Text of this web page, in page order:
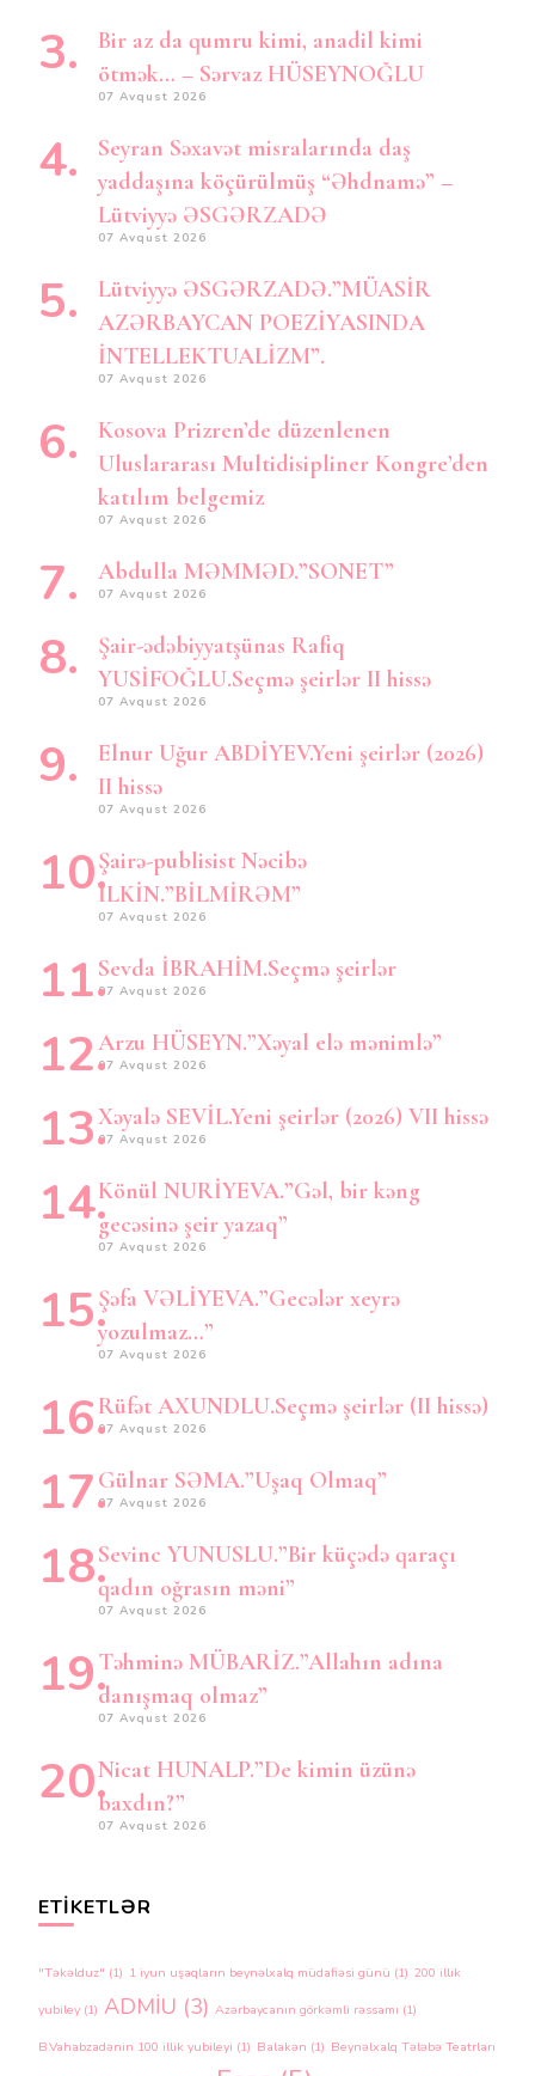
Bir az da qumru kimi, anadil kimi
ötmək… – Sərvaz HÜSEYNOĞLU
07 Avqust 2026
Seyran Səxavət misralarında daş
yaddaşına köçürülmüş “Əhdnamə” –
Lütviyyə ƏSGƏRZADƏ
07 Avqust 2026
Lütviyyə ƏSGƏRZADƏ.”MÜASİR
AZƏRBAYCAN POEZİYASINDA
İNTELLEKTUALİZM”.
07 Avqust 2026
Kosova Prizren’de düzenlenen
Uluslararası Multidisipliner Kongre’den
katılım belgemiz
07 Avqust 2026
Abdulla MƏMMƏD.”SONET”
07 Avqust 2026
Şair-ədəbiyyatşünas Rafiq
YUSİFOĞLU.Seçmə şeirlər II hissə
07 Avqust 2026
Elnur Uğur ABDİYEV.Yeni şeirlər (2026)
II hissə
07 Avqust 2026
Şairə-publisist Nəcibə
İLKİN.”BİLMİRƏM”
07 Avqust 2026
Sevda İBRAHİM.Seçmə şeirlər
07 Avqust 2026
Arzu HÜSEYN.”Xəyal elə mənimlə”
07 Avqust 2026
Xəyalə SEVİL.Yeni şeirlər (2026) VII hissə
07 Avqust 2026
Könül NURİYEVA.”Gəl, bir kəng
gecəsinə şeir yazaq”
07 Avqust 2026
Şəfa VƏLİYEVA.”Gecələr xeyrə
yozulmaz…”
07 Avqust 2026
Rüfət AXUNDLU.Seçmə şeirlər (II hissə)
07 Avqust 2026
Gülnar SƏMA.”Uşaq Olmaq”
07 Avqust 2026
Sevinc YUNUSLU.”Bir küçədə qaraçı
qadın oğrasın məni”
07 Avqust 2026
Təhminə MÜBARİZ.”Allahın adına
danışmaq olmaz”
07 Avqust 2026
Nicat HUNALP.”De kimin üzünə
baxdın?”
07 Avqust 2026
ETIKETLƏR
"Təkəlduz" (1) 1 iyun uşaqların beynəlxalq müdafiəsi günü (1) 200 illik
yubiley (1) ADMİU (3) Azərbaycanın görkəmli rəssamı (1)
B.Vahabzadənin 100 illik yubileyi (1) Balakən (1) Beynəlxalq Tələbə Teatrları